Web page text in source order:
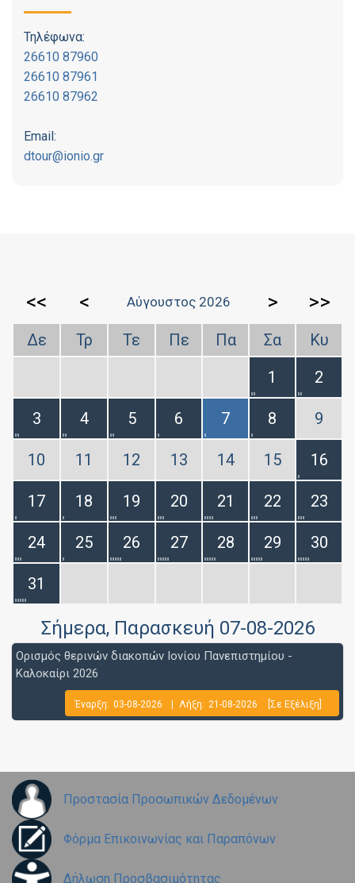
Τηλέφωνα:
26610 87960
26610 87961
26610 87962
Email:
dtour@ionio.gr
<< < Αύγουστος 2026 > >>
Δε Τρ Τε Πε Πα Σα
Κυ
1
2
3 4 5 6 7 8 9
10 11 12 13 14 15 16
17 18 19 20 21 22 23
24 25 26 27 28 29 30
31
Σήμερα, Παρασκευή 07-08-2026
Ορισμός θερινών διακοπών Ιονίου Πανεπιστημίου -
Καλοκαίρι 2026
Έναρξη: 03-08-2026 | Λήξη: 21-08-2026 [Σε Εξέλιξη]
Προστασία Προσωπικών Δεδομένων
Φόρμα Επικοινωνίας και Παραπόνων
Δήλωση Προσβασιμότητας